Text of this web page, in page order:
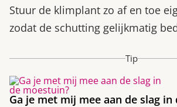
Stuur de klimplant zo af en toe
zodat de schutting gelijkmatig
Tip
Ga je met mij mee aan de slag in